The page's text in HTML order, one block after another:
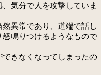
気分で人を攻撃していま
異常であり、道端で話し
鳴りつけるようなもので
きなくなってしまったの